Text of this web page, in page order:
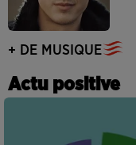
+ DE MUSIQUE
Actu positive